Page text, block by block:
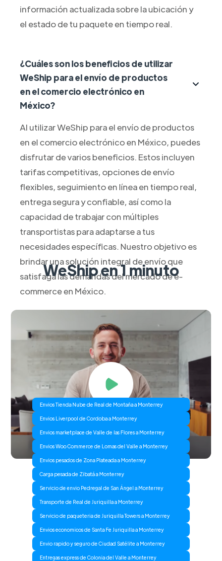
información actualizada sobre la ubicación y
el estado de tu paquete en tiempo real.
¿Cuáles son los beneficios de utilizar
WeShip para el envío de productos
en el comercio electrónico en
México?
Al utilizar WeShip para el envío de productos
en el comercio electrónico en México, puedes
disfrutar de varios beneficios. Estos incluyen
tarifas competitivas, opciones de envío
flexibles, seguimiento en línea en tiempo real,
entrega segura y confiable, así como la
capacidad de trabajar con múltiples
transportistas para adaptarse a tus
necesidades específicas. Nuestro objetivo es
brindar una solución integral de envío que
satisfaga las demandas del mercado de e-
commerce en México.
WeShip en 1 minuto
Envios Tienda Nube de Real de Montaña a Monterrey
Envios Liverpool de Cordoba a Monterrey
Envios marketplace de Valle de las Flores a Monterrey
Envios Woo Commerce de Lomas del Valle a Monterrey
Envios pesados de Zona Plateada a Monterrey
Carga pesada de Zibatá a Monterrey
Servicio de envio Pedregal de San Ángel a Monterrey
Transporte de Real de Juriquilla a Monterrey
Servicio de paqueteria de Juriquilla Towers a Monterrey
Envios economicos de Santa Fe Juriquilla a Monterrey
Envio rapido y seguro de Ciudad Satélite a Monterrey
Entregas express de Colonia del Valle a Monterrey